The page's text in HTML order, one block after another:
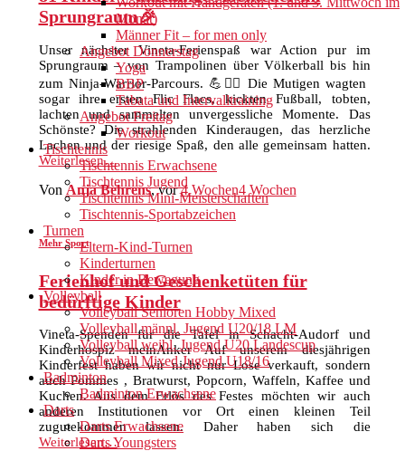
Monat)
Männer Fit – for men only
Angebot Donnerstag
Yoga
BBP
Tabata und Intervalltraining
Angebot Freitag
Workout
Tischtennis
Tischtennis Erwachsene
Tischtennis Jugend
Tischtennis Mini-Meisterschaften
Tischtennis-Sportabzeichen
Turnen
Eltern-Kind-Turnen
Kinderturnen
Kinder in Bewegung
Volleyball
Volleyball Senioren Hobby Mixed
Volleyball männl. Jugend U20/18 LM
Volleyball weibl. Jugend U20 Landescup
Volleyball Mixed Jugend U18/16
Badminton
Badminton Erwachsene
Darts
Darts Erwachsene
Darts Youngsters
Sprungraum🎉
Unser nächster Vineta-Ferienspaß war Action pur im
Sprungraum – von Trampolinen über Völkerball bis hin
zum Ninja-Warrior-Parcours. 💪🤸‍♂️ Die Mutigen wagten
sogar ihre ersten Flic Flacs, kickten Fußball, tobten,
lachten und sammelten unvergessliche Momente. Das
Schönste? Die strahlenden Kinderaugen, das herzliche
Lachen und der riesige Spaß, den alle gemeinsam hatten.
Weiterlesen…
VonAnja Behrens, vor4 Wochen4 Wochen
Mehr Sport
Ferienhof und Geschenketüten für
bedürftige Kinder
Vineta-Spenden für die Tafel in Schacht-Audorf und
Kinderhospiz meinAnker Auf unserem diesjährigen
Kinderfest haben wir nicht nur Lose verkauft, sondern
auch Pommes , Bratwurst, Popcorn, Waffeln, Kaffee und
Kuchen. Aus dem Erlös des Festes möchten wir auch
anderen Institutionen vor Ort einen kleinen Teil
zugutekommen lassen. Daher haben sich die
Weiterlesen…